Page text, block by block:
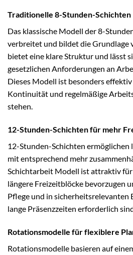
Traditionelle 8-Stunden-Schichten
Das klassische Modell der 8-
verbreitet und bildet die Grundlage
bietet eine klare Struktur und lässt
gesetzlichen Anforderungen an
Dieses Modell ist besonders
Kontinuität und regelmäßige
stehen.
12-Stunden-Schichten für mehr
12-Stunden-Schichten
mit entsprechend mehr
Schichtarbeit Modell ist attraktiv
längere Freizeitblöcke bevorzugen
Pflege und in sicherheitsrelevanten
lange Präsenzzeiten erforderlich
Rotationsmodelle für flexiblere
Rotationsmodelle basieren auf